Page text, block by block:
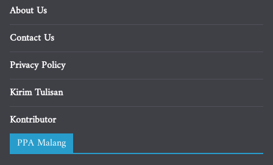
About Us
Contact Us
Privacy Policy
Kirim Tulisan
Kontributor
PPA Malang